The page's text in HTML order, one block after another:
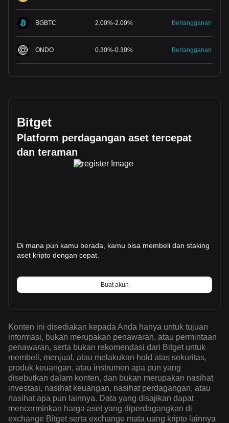
BGBTC 2.00%-2.00% Berlangganan
ONDO 0.30%-0.30% Berlangganan
Bitget
Platform perdagangan aset tercepat
dan teraman
Di mana pun kamu berada, kamu bisa membeli dan staking
aset kripto dengan cepat.
Buat akun
Konten ini disediakan kepada Anda hanya untuk tujuan
informasi, bukan merupakan penawaran, atau permintaan
penawaran, serta bukan rekomendasi dari Bitget untuk
membeli, menjual, atau melakukan hold atas sekuritas,
produk keuangan, atau instrumen apa pun yang
disebutkan dalam konten, dan bukan merupakan nasihat
investasi, nasihat keuangan, nasihat perdagangan, atau
nasihat apa pun lainnya. Data yang disajikan dapat
mencerminkan harga aset yang diperdagangkan di
exchange Bitget serta exchange mata uang kripto lainnya